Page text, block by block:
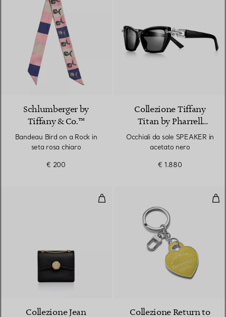
Schlumberger by
Tiffany & Co.™
Bandeau Bird on a Rock in
seta rosa chiaro
€ 200
Collezione Tiffany
Titan by Pharrell
Williams
Occhiali da sole SPEAKER in
acetato nero
€ 1.880
Borsa Ribbons a spalla in pelle
Collezione Jean
Collezione Return to